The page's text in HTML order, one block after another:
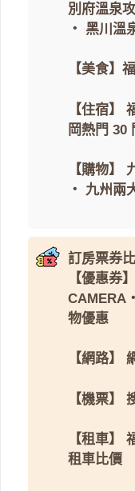
別府溫泉
・ 黑川溫
【美食】
【住宿】
岡熱門 30
【購物】
・ 九州兩
訂房票券
【優惠券】
CAMERA ・
物優惠
【網路】
【機票】
【租車】
租車比價